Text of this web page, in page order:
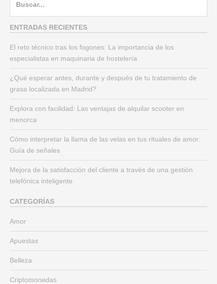
s
a
:
ENTRADAS RECIENTES
El reto técnico tras los fogones: La importancia de los
especialistas en maquinaria de hostelería
¿Qué esperar antes, durante y después de tu tratamiento de
grasa localizada en Madrid?
Explora con facilidad: Las ventajas de alquilar scooter en
menorca
Cómo interpretar la llama de las velas en tus rituales de amor:
Guía de señales
Mejora de la satisfacción del cliente a través de una gestión
telefónica inteligente
CATEGORÍAS
Amor
Apuestas
Belleza
Criptomonedas